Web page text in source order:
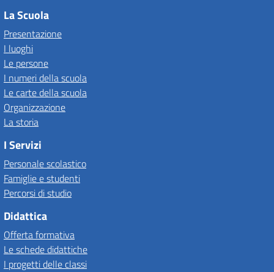
La Scuola
Presentazione
I luoghi
Le persone
I numeri della scuola
Le carte della scuola
Organizzazione
La storia
I Servizi
Personale scolastico
Famiglie e studenti
Percorsi di studio
Didattica
Offerta formativa
Le schede didattiche
I progetti delle classi